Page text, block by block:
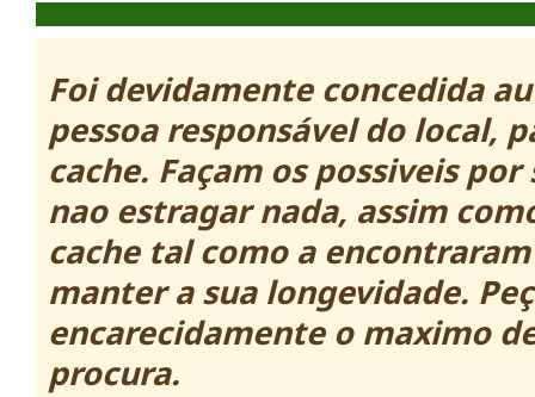
Foi devidamente concedida
pessoa responsável do local,
cache. Façam ospossiveis por
nao estragar nada, assim
cache tal como a
manter a sua longevidade.
encarecidamente o maximo
procura.